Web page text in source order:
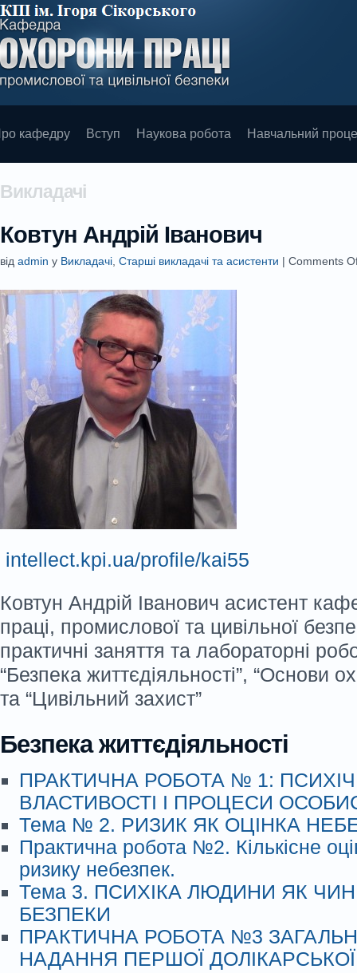
кафедру Вступ Наукова робота Навчальний
Викладачі
Ковтун Андрій Іванович
від admin у Викладачі Старші викладачі та асистенти | Comments
intellect.kpi.ua/profile/kai55
Ковтун Андрій Іванович асистент
праці, промислової та цивільної
практичні заняття та лабораторні
“Безпека життєдіяльності”, “Основи
та “Цивільний захист”
Безпека життєдіяльності
ПРАКТИЧНА РОБОТА № 1:
ВЛАСТИВОСТІ І ПРОЦЕСИ
Тема № 2. РИЗИК ЯК ОЦІНКА
Практична робота №2. Кількісне
ризику небезпек.
Тема 3. ПСИХІКА ЛЮДИНИ ЯК
БЕЗПЕКИ
ПРАКТИЧНА РОБОТА №3
НАДАННЯ ПЕРШОЇ